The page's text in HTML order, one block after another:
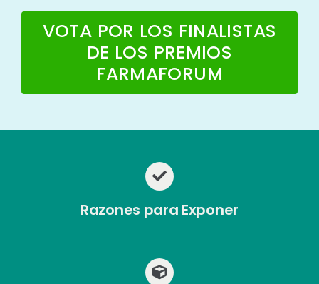
VOTA POR LOS FINALISTAS
DE LOS PREMIOS
FARMAFORUM
Razones para Exponer